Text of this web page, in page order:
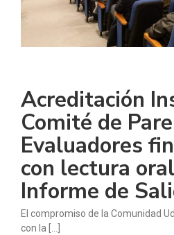
Acreditación
Comité de
Evaluadores
con lectura
Informe de
El compromiso de la Comunidad
con la [...]